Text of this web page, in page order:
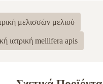
μελισσών μελιού
ιατρική mellifera apis